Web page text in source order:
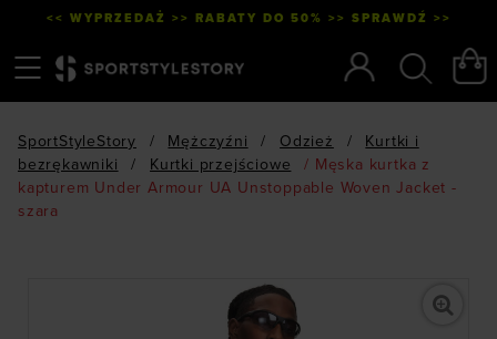
<< WYPRZEDAŻ >> RABATY DO 50% >> SPRAWDŹ >>
SportStyleStory / Mężczyźni / Odzież /
Kurtki i
bezrękawniki
/ Kurtki przejściowe / Męska kurtka z
kapturem Under Armour UA Unstoppable Woven Jacket -
szara